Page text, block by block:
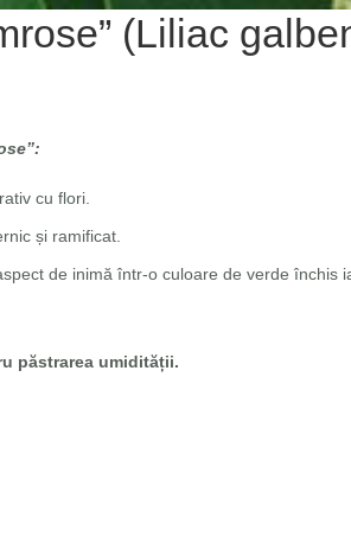
(Liliac
cu flori.
și ramificat.
de inimă într-o culoare de verde
păstrarea umidității.